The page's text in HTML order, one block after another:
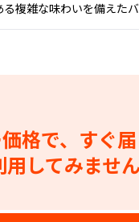
複雑な味わいを備えたバ
格で、すぐ届
用してみませ